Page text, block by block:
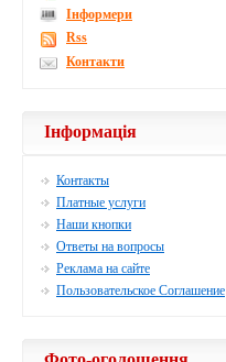
Інформери
Rss
Контакти
Інформація
Контакты
Платные услуги
Наши кнопки
Ответы на вопросы
Реклама на сайте
Пользовательское Соглашение